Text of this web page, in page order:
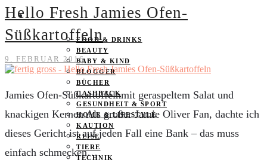
PRODUKTTESTER GESUCHT
FOOD & DRINKS
BEAUTY
BABY & KIND
BLOGGER
BÜCHER
CASHBACK
GESUNDHEIT & SPORT
HOME & LIFESTYLE
KAUTION
REISE
TIERE
TECHNIK
Hello Fresh Jamies Ofen-
Süßkartoffeln
9. FEBRUAR 2016
Jamies Ofen-Süßkartoffelnmit geraspeltem Salat und
knackigen Kernen Als großer Jamie Oliver Fan, dachte ich
dieses Gericht ist auf jeden Fall eine Bank – das muss
einfach schmecken…